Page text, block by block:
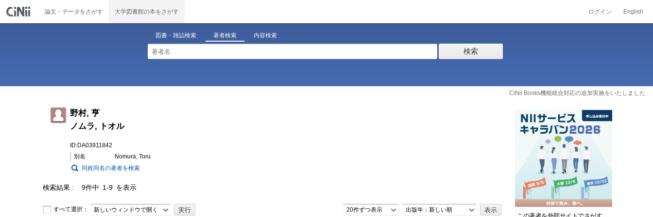
論文・データをさがす 大学図書館の本をさがす ログイン English
図書・雑誌検索 著者検索 内容検索
検索
CiNii Books機能統合対応の追加実施をいたしました
野村, 亨
ノムラ, トオル
ID:DA03911842
別名
Nomura, Toru
同姓同名の著者を検索
検索結果 9件中 1-9 を表示
すべて選択： 新しいウィンドウで開く 20件ずつ表示 出版年：新しい順